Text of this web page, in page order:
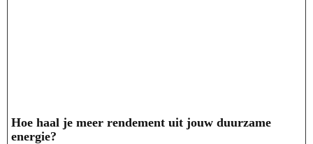
Hoe haal je meer rendement uit jouw duurzame
energie?